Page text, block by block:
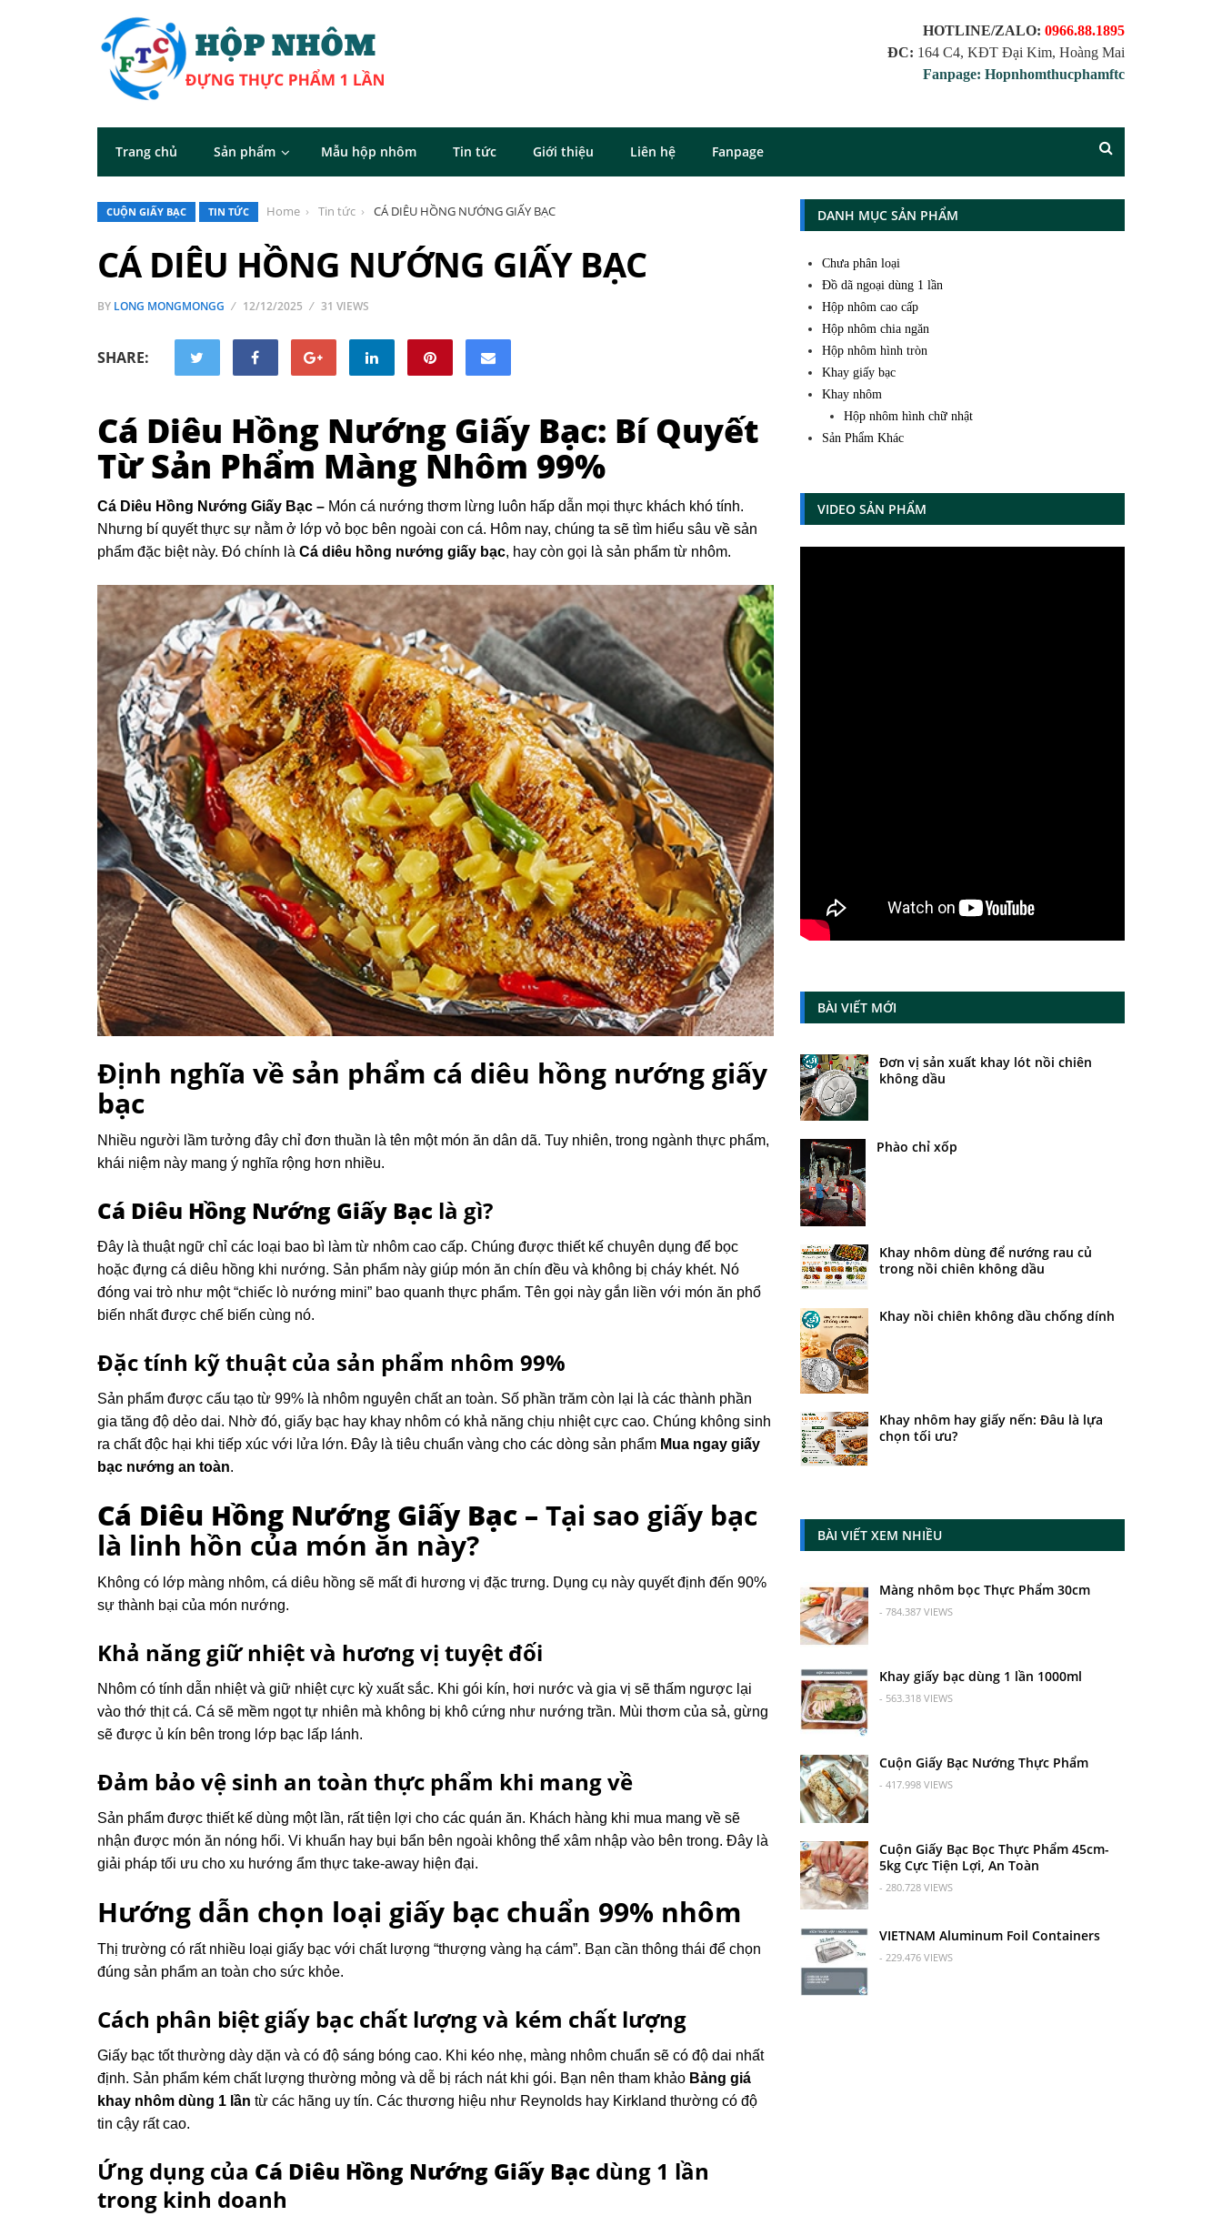
HOTLINE/ZALO: 0966.88.1895
ĐC: 164 C4, KĐT Đại Kim, Hoàng Mai
Fanpage: Hopnhomthucphamftc
Trang chủ Sản phẩm Mẫu hộp nhôm Tin tức Giới thiệu Liên hệ Fanpage
CUỘN GIẤY BẠC TIN TỨC Home Tin tức CÁ DIÊU HỒNG NƯỚNG GIẤY BẠC
CÁ DIÊU HỒNG NƯỚNG GIẤY BẠC
BY LONG MONGMONGG 12/12/2025 31 VIEWS
SHARE:
Cá Diêu Hồng Nướng Giấy Bạc: Bí Quyết
Từ Sản Phẩm Màng Nhôm 99%
Cá Diêu Hồng Nướng Giấy Bạc – Món cá nướng thơm lừng luôn hấp dẫn mọi thực khách khó tính.
Nhưng bí quyết thực sự nằm ở lớp vỏ bọc bên ngoài con cá. Hôm nay, chúng ta sẽ tìm hiểu sâu về sản
phẩm đặc biệt này. Đó chính là Cá diêu hồng nướng giấy bạc, hay còn gọi là sản phẩm từ nhôm.
Định nghĩa về sản phẩm cá diêu hồng nướng giấy
bạc
Nhiều người lầm tưởng đây chỉ đơn thuần là tên một món ăn dân dã. Tuy nhiên, trong ngành thực phẩm,
khái niệm này mang ý nghĩa rộng hơn nhiều.
Cá Diêu Hồng Nướng Giấy Bạc là gì?
Đây là thuật ngữ chỉ các loại bao bì làm từ nhôm cao cấp. Chúng được thiết kế chuyên dụng để bọc
hoặc đựng cá diêu hồng khi nướng. Sản phẩm này giúp món ăn chín đều và không bị cháy khét. Nó
đóng vai trò như một “chiếc lò nướng mini” bao quanh thực phẩm. Tên gọi này gắn liền với món ăn phổ
biến nhất được chế biến cùng nó.
Đặc tính kỹ thuật của sản phẩm nhôm 99%
Sản phẩm được cấu tạo từ 99% là nhôm nguyên chất an toàn. Số phần trăm còn lại là các thành phần
gia tăng độ dẻo dai. Nhờ đó, giấy bạc hay khay nhôm có khả năng chịu nhiệt cực cao. Chúng không sinh
ra chất độc hại khi tiếp xúc với lửa lớn. Đây là tiêu chuẩn vàng cho các dòng sản phẩm Mua ngay giấy
bạc nướng an toàn.
Cá Diêu Hồng Nướng Giấy Bạc – Tại sao giấy bạc
là linh hồn của món ăn này?
Không có lớp màng nhôm, cá diêu hồng sẽ mất đi hương vị đặc trưng. Dụng cụ này quyết định đến 90%
sự thành bại của món nướng.
Khả năng giữ nhiệt và hương vị tuyệt đối
Nhôm có tính dẫn nhiệt và giữ nhiệt cực kỳ xuất sắc. Khi gói kín, hơi nước và gia vị sẽ thấm ngược lại
vào thớ thịt cá. Cá sẽ mềm ngọt tự nhiên mà không bị khô cứng như nướng trần. Mùi thơm của sả, gừng
sẽ được ủ kín bên trong lớp bạc lấp lánh.
Đảm bảo vệ sinh an toàn thực phẩm khi mang về
Sản phẩm được thiết kế dùng một lần, rất tiện lợi cho các quán ăn. Khách hàng khi mua mang về sẽ
nhận được món ăn nóng hổi. Vi khuẩn hay bụi bẩn bên ngoài không thể xâm nhập vào bên trong. Đây là
giải pháp tối ưu cho xu hướng ẩm thực take-away hiện đại.
Hướng dẫn chọn loại giấy bạc chuẩn 99% nhôm
Thị trường có rất nhiều loại giấy bạc với chất lượng “thượng vàng hạ cám”. Bạn cần thông thái để chọn
đúng sản phẩm an toàn cho sức khỏe.
Cách phân biệt giấy bạc chất lượng và kém chất lượng
Giấy bạc tốt thường dày dặn và có độ sáng bóng cao. Khi kéo nhẹ, màng nhôm chuẩn sẽ có độ dai nhất
định. Sản phẩm kém chất lượng thường mỏng và dễ bị rách nát khi gói. Bạn nên tham khảo Bảng giá
khay nhôm dùng 1 lần từ các hãng uy tín. Các thương hiệu như Reynolds hay Kirkland thường có độ
tin cậy rất cao.
Ứng dụng của Cá Diêu Hồng Nướng Giấy Bạc dùng 1 lần
trong kinh doanh
DANH MỤC SẢN PHẨM
Chưa phân loại
Đồ dã ngoại dùng 1 lần
Hộp nhôm cao cấp
Hộp nhôm chia ngăn
Hộp nhôm hình tròn
Khay giấy bạc
Khay nhôm
Hộp nhôm hình chữ nhật
Sản Phẩm Khác
VIDEO SẢN PHẨM
BÀI VIẾT MỚI
Đơn vị sản xuất khay lót nồi chiên
không dầu
Phào chỉ xốp
Khay nhôm dùng để nướng rau củ
trong nồi chiên không dầu
Khay nồi chiên không dầu chống dính
Khay nhôm hay giấy nến: Đâu là lựa
chọn tối ưu?
BÀI VIẾT XEM NHIỀU
Màng nhôm bọc Thực Phẩm 30cm
- 784.387 VIEWS
Khay giấy bạc dùng 1 lần 1000ml
- 563.318 VIEWS
Cuộn Giấy Bạc Nướng Thực Phẩm
- 417.998 VIEWS
Cuộn Giấy Bạc Bọc Thực Phẩm 45cm-
5kg Cực Tiện Lợi, An Toàn
- 280.728 VIEWS
VIETNAM Aluminum Foil Containers
- 229.476 VIEWS